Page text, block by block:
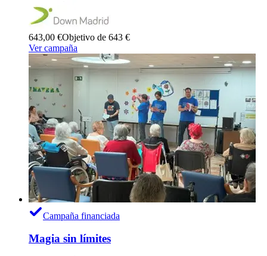
643,00 €Objetivo de 643 €
Ver campaña
Campaña financiada
Magia sin límites